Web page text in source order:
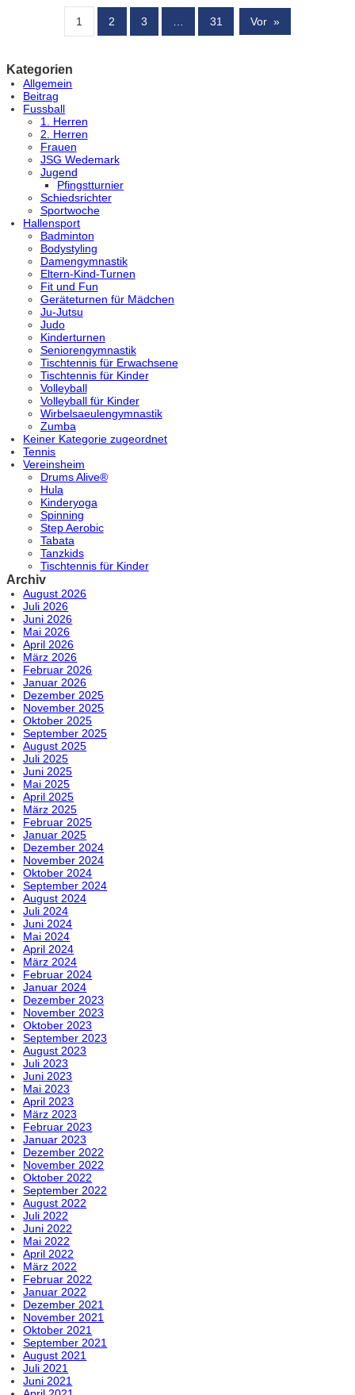
1 2 3 … 31 Vor »
Kategorien
Allgemein
Beitrag
Fussball
1. Herren
2. Herren
Frauen
JSG Wedemark
Jugend
Pfingstturnier
Schiedsrichter
Sportwoche
Hallensport
Badminton
Bodystyling
Damengymnastik
Eltern-Kind-Turnen
Fit und Fun
Geräteturnen für Mädchen
Ju-Jutsu
Judo
Kinderturnen
Seniorengymnastik
Tischtennis für Erwachsene
Tischtennis für Kinder
Volleyball
Volleyball für Kinder
Wirbelsaeulengymnastik
Zumba
Keiner Kategorie zugeordnet
Tennis
Vereinsheim
Drums Alive®
Hula
Kinderyoga
Spinning
Step Aerobic
Tabata
Tanzkids
Tischtennis für Kinder
Archiv
August 2026
Juli 2026
Juni 2026
Mai 2026
April 2026
März 2026
Februar 2026
Januar 2026
Dezember 2025
November 2025
Oktober 2025
September 2025
August 2025
Juli 2025
Juni 2025
Mai 2025
April 2025
März 2025
Februar 2025
Januar 2025
Dezember 2024
November 2024
Oktober 2024
September 2024
August 2024
Juli 2024
Juni 2024
Mai 2024
April 2024
März 2024
Februar 2024
Januar 2024
Dezember 2023
November 2023
Oktober 2023
September 2023
August 2023
Juli 2023
Juni 2023
Mai 2023
April 2023
März 2023
Februar 2023
Januar 2023
Dezember 2022
November 2022
Oktober 2022
September 2022
August 2022
Juli 2022
Juni 2022
Mai 2022
April 2022
März 2022
Februar 2022
Januar 2022
Dezember 2021
November 2021
Oktober 2021
September 2021
August 2021
Juli 2021
Juni 2021